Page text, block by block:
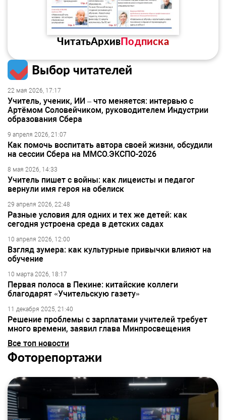
ЧитатьАрхивПодписка
Выбор читателей
22 мая 2026, 17:17
Учитель, ученик, ИИ – что меняется: интервью с
Артёмом Соловейчиком, руководителем Индустрии
образования Сбера
9 апреля 2026, 21:07
Как помочь воспитать автора своей жизни, обсудили
на сессии Сбера на ММСО.ЭКСПО-2026
8 мая 2026, 14:33
Учитель пишет с войны: как лицеисты и педагог
вернули имя героя на обелиск
29 апреля 2026, 22:48
Разные условия для одних и тех же детей: как
сегодня устроена среда в детских садах
10 апреля 2026, 12:00
Взгляд зумера: как культурные привычки влияют на
обучение
10 марта 2026, 18:17
Первая полоса в Пекине: китайские коллеги
благодарят «Учительскую газету»
11 декабря 2025, 21:40
Решение проблемы с зарплатами учителей требует
много времени, заявил глава Минпросвещения
Все топ новости
Фоторепортажи